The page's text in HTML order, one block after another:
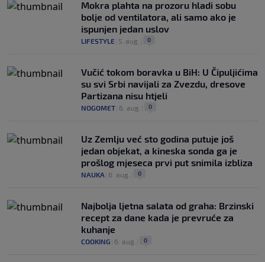
Mokra plahta na prozoru hladi sobu
bolje od ventilatora, ali samo ako je
ispunjen jedan uslov
LIFESTYLE 5. aug. 0
Vučić tokom boravka u BiH: U Čipuljićima
su svi Srbi navijali za Zvezdu, dresove
Partizana nisu htjeli
NOGOMET 6. aug. 0
Uz Zemlju već sto godina putuje još
jedan objekat, a kineska sonda ga je
prošlog mjeseca prvi put snimila izbliza
NAUKA 6. aug. 0
Najbolja ljetna salata od graha: Brzinski
recept za dane kada je prevruće za
kuhanje
COOKING 6. aug. 0